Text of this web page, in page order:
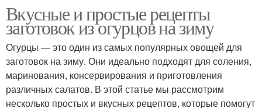
Вкусные и простые рецепты
заготовок из огурцов на зиму
Огурцы — это один из самых популярных овощей для
заготовок на зиму. Они идеально подходят для соления,
маринования, консервирования и приготовления
различных салатов. В этой статье мы рассмотрим
несколько простых и вкусных рецептов, которые помогут